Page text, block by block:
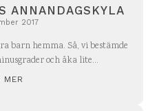
ANNANDAGSKYLA
2017
barn hemma. Så, vi bestämde
och åka lite...
MER